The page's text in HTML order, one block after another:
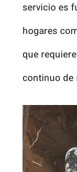
servicio es
hogares
que
continuo de